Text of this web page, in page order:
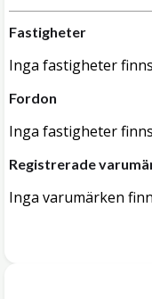
Fastigheter
Inga fastigheter
Fordon
Inga fastigheter
Registrerade
Inga varumärken